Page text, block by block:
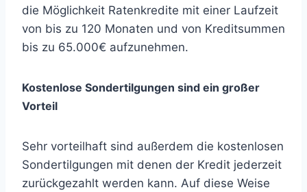
die Möglichkeit Ratenkredite mit einer Laufzeit
von bis zu 120 Monaten und von Kreditsummen
bis zu 65.000€ aufzunehmen.
Kostenlose Sondertilgungen sind ein großer
Vorteil
Sehr vorteilhaft sind außerdem die kostenlosen
Sondertilgungen mit denen der Kredit jederzeit
zurückgezahlt werden kann. Auf diese Weise